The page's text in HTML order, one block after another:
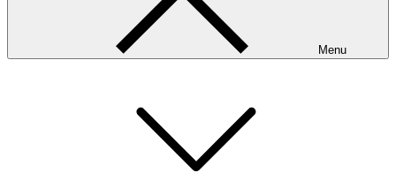
Menu